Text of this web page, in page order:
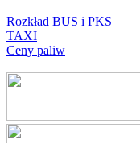
Rozkład BUS i PKS
TAXI
Ceny paliw